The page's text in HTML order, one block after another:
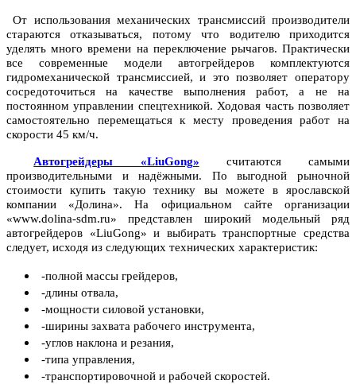
От использования механических трансмиссий производители
стараются отказываться, потому что водителю приходится
уделять много времени на переключение рычагов. Практически
все современные модели автогрейдеров комплектуются
гидромеханической трансмиссией, и это позволяет оператору
сосредоточиться на качестве выполнения работ, а не на
постоянном управлении спецтехникой. Ходовая часть позволяет
самостоятельно перемещаться к месту проведения работ на
скорости 45 км/ч.
Автогрейдеры «LiuGong» считаются самыми
производительными и надёжными. По выгодной рыночной
стоимости купить такую технику вы можете в ярославской
компании «Долина». На официальном сайте организации
«www.dolina-sdm.ru» представлен широкий модельный ряд
автогрейдеров «LiuGong» и выбирать транспортные средства
следует, исходя из следующих технических характеристик:
-полной массы грейдеров,
-длины отвала,
-мощности силовой установки,
-ширины захвата рабочего инструмента,
-углов наклона и резания,
-типа управления,
-транспортировочной и рабочей скоростей.